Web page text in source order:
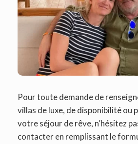
Pour toute demande de
villas de luxe, de disponibilité ou
votre séjour de rêve, n’hésitez
contacter en remplissant le